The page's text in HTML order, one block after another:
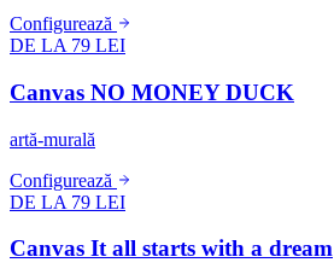
Configurează
DE LA 79 LEI
Canvas NO MONEY DUCK
artă-murală
Configurează
DE LA 79 LEI
Canvas It all starts with a dream